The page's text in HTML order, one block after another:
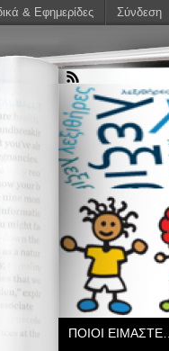
ΠΟΙΟΙ ΕΙΜΑΣΤΕ…
& Εφημερίδες Σύνδεση